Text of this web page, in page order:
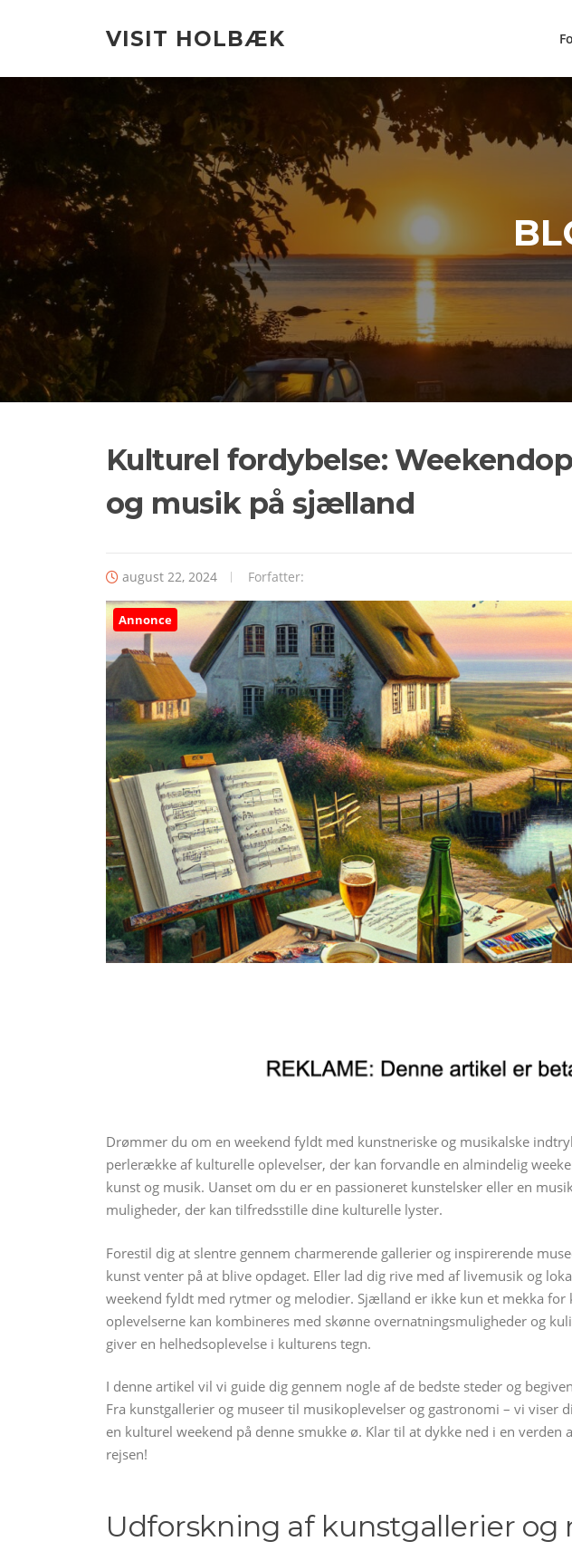
VISIT HOLBÆK
Kulturel fordybelse:
og musik på sjælland
august 22, 2024 Forfatter:
Annonce
Drømmer du om en weekend fyldt med kunstneriske og musikalske
perlerække af kulturelle oplevelser, der kan forvandle en almindelig
kunst og musik. Uanset om du er en passioneret kunstelsker eller en
muligheder, der kan tilfredsstille dine kulturelle lyster.
Forestil dig at slentre gennem charmerende gallerier og inspirerende
kunst venter på at blive opdaget. Eller lad dig rive med af livemusik og
weekend fyldt med rytmer og melodier. Sjælland er ikke kun et mekka for
oplevelserne kan kombineres med skønne overnatningsmuligheder og
giver en helhedsoplevelse i kulturens tegn.
I denne artikel vil vi guide dig gennem nogle af de bedste steder og
Fra kunstgallerier og museer til musikoplevelser og gastronomi – vi viser
en kulturel weekend på denne smukke ø. Klar til at dykke ned i en verden
rejsen!
Udforskning af kunstgallerier og